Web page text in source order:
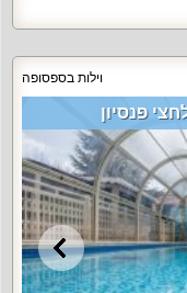
וילות בספסופה